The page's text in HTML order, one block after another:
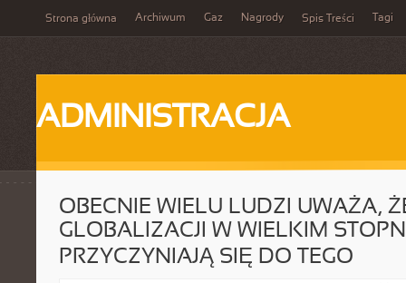
Strona główna Archiwum Gaz Nagrody Spis Treści Tagi
ADMINISTRACJA
OBECNIE WIELU LUDZI UWAŻA,
GLOBALIZACJI W WIELKIM
PRZYCZYNIAJĄ SIĘ DO TEGO